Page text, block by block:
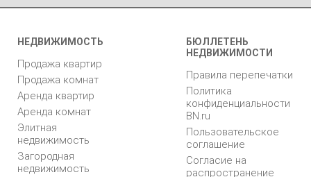
НЕДВИЖИМОСТЬ
Продажа квартир
Продажа комнат
Аренда квартир
Аренда комнат
Элитная
недвижимость
Загородная
недвижимость
БЮЛЛЕТЕНЬ
НЕДВИЖИМОСТИ
Правила перепечатки
Политика
конфиденциальности
BN.ru
Пользовательское
соглашение
Согласие на
распространение